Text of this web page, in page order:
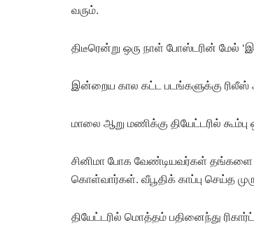
வரும்.
திடீரென்று ஒரு நாள் போஸ்டரின் மேல்
இன்றைய கால கட்ட படங்களுக்கு ரிலீஸ்
மாலை ஆறு மணிக்கு தியேட்டரில்
சினிமா போக வேண்டியவர்கள் தங்களை
கொள்வார்கள். வீபூதிக் காப்பு செய்த
தியேட்டரில் மொத்தம் பதினைந்து